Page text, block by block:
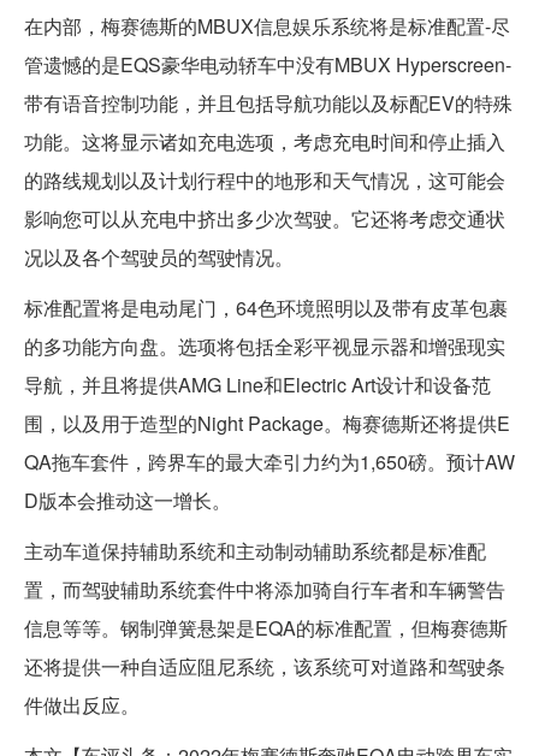
在内部，梅赛德斯的MBUX信息娱乐系统将是标准配置-尽
管遗憾的是EQS豪华电动轿车中没有MBUX Hyperscreen-
带有语音控制功能，并且包括导航功能以及标配EV的特殊
功能。这将显示诸如充电选项，考虑充电时间和停止插入
的路线规划以及计划行程中的地形和天气情况，这可能会
影响您可以从充电中挤出多少次驾驶。它还将考虑交通状
况以及各个驾驶员的驾驶情况。
标准配置将是电动尾门，64色环境照明以及带有皮革包裹
的多功能方向盘。选项将包括全彩平视显示器和增强现实
导航，并且将提供AMG Line和Electric Art设计和设备范
围，以及用于造型的Night Package。梅赛德斯还将提供E
QA拖车套件，跨界车的最大牵引力约为1,650磅。预计AW
D版本会推动这一增长。
主动车道保持辅助系统和主动制动辅助系统都是标准配
置，而驾驶辅助系统套件中将添加骑自行车者和车辆警告
信息等等。钢制弹簧悬架是EQA的标准配置，但梅赛德斯
还将提供一种自适应阻尼系统，该系统可对道路和驾驶条
件做出反应。